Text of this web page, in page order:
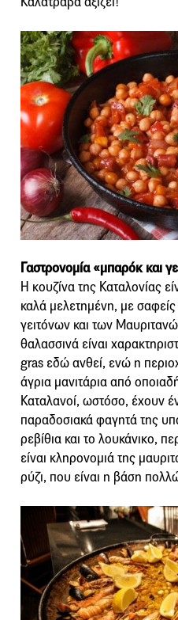
Γαστρονομία «μπαρόκ και
Η κουζίνα της Καταλονίας
καλά μελετημένη, με
γειτόνων και των
θαλασσινά είναι
gras εδώ ανθεί, ενώ η
άγρια μανιτάρια από
Καταλανοί, ωστόσο, έχουν
παραδοσιακά φαγητά της
ρεβίθια και το λουκάνικο,
είναι κληρονομιά της
ρύζι, που είναι η βάση